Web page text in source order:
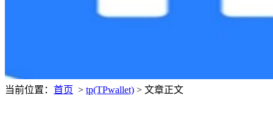
当前位置： 首页 > tp(TPwallet) > 文章正文